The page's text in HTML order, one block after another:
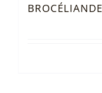
BROCÉLIANDE